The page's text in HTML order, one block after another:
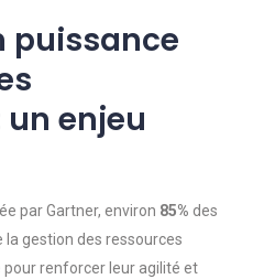
puissance
enjeu
parGartner, environ 85% des
gestion des ressources
renforcer leur agilité et